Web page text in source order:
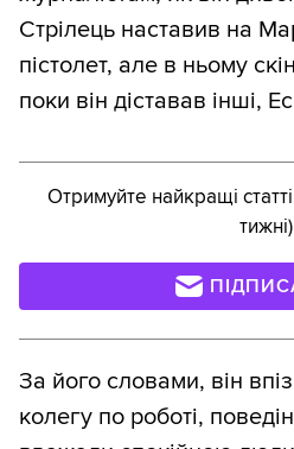
Стрілець наставив на
пістолет, але в ньому
поки він діставав інші,
Отримуйте найкращі
тижні)
За його словами, він
колегу по роботі,